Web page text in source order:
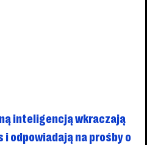
inteligencją wkraczają
i odpowiadają na prośby o